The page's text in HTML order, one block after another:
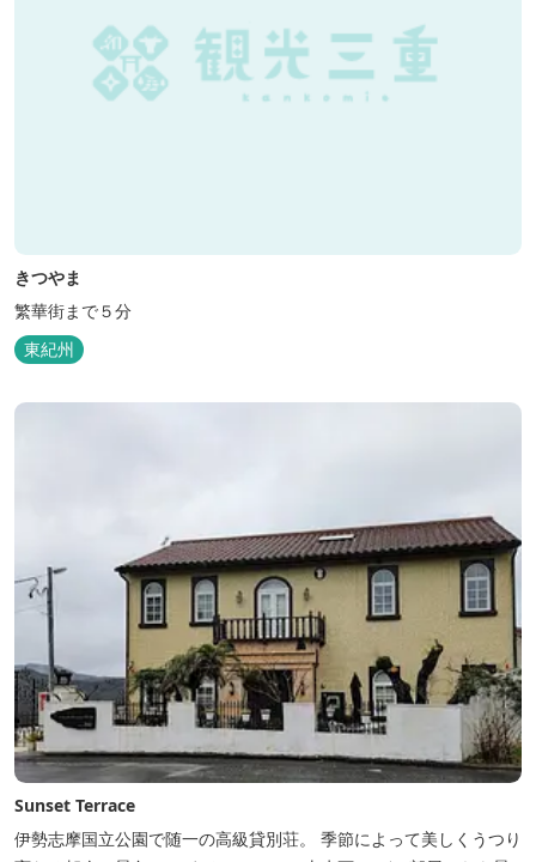
きつやま
繁華街まで５分
東紀州
Sunset Terrace
伊勢志摩国立公園で随一の高級貸別荘。 季節によって美しくうつり